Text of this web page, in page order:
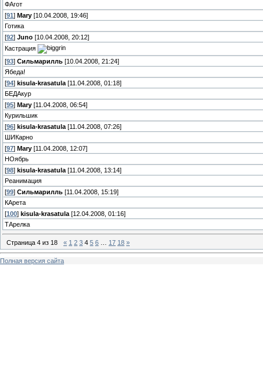
ФАгот
[91 ] Mary [10.04.2008, 19:46]
Готика
[92] Juno [10.04.2008, 20:12]
Кастрация
[93] Сильмарилль [10.04.2008, 21:24]
Ябеда!
[94] kisula-krasatula [11.04.2008, 01:18]
БЕДАкур
[95] Mary [11.04.2008, 06:54]
Курильшик
[96] kisula-krasatula [11.04.2008, 07:26]
ШИКарно
[97] Mary [11.04.2008, 12:07]
НОябрь
[98] kisula-krasatula [11.04.2008, 13:14]
Реанимация
[99] Сильмарилль [11.04.2008, 15:19]
КАрета
[100] kisula-krasatula [12.04.2008, 01:16]
ТАрелка
Страница 4 из 18 « 1 2 3 4 5 6 17 18 »
Полная версия сайта